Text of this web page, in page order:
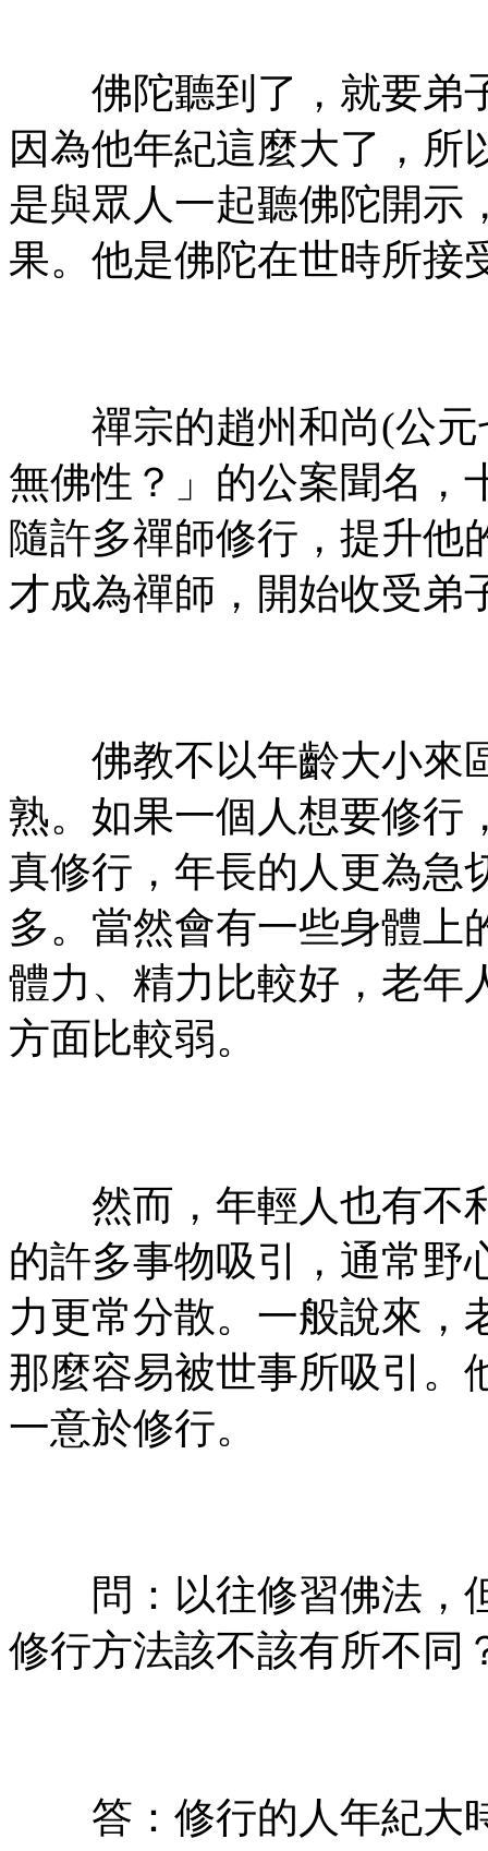
佛陀聽到了，就要弟
因為他年紀這麼大了，所
是與眾人一起聽佛陀開示
果。他是佛陀在世時所接
禪宗的趙州和尚(公元
無佛性？」的公案聞名，
隨許多禪師修行，提升他
才成為禪師，開始收受弟
佛教不以年齡大小來
熟。如果一個人想要修行
真修行，年長的人更為急
多。當然會有一些身體上
體力、精力比較好，老年
方面比較弱。
然而，年輕人也有不
的許多事物吸引，通常野
力更常分散。一般說來，
那麼容易被世事所吸引。
一意於修行。
問：以往修習佛法，
修行方法該不該有所不同
答：修行的人年紀大